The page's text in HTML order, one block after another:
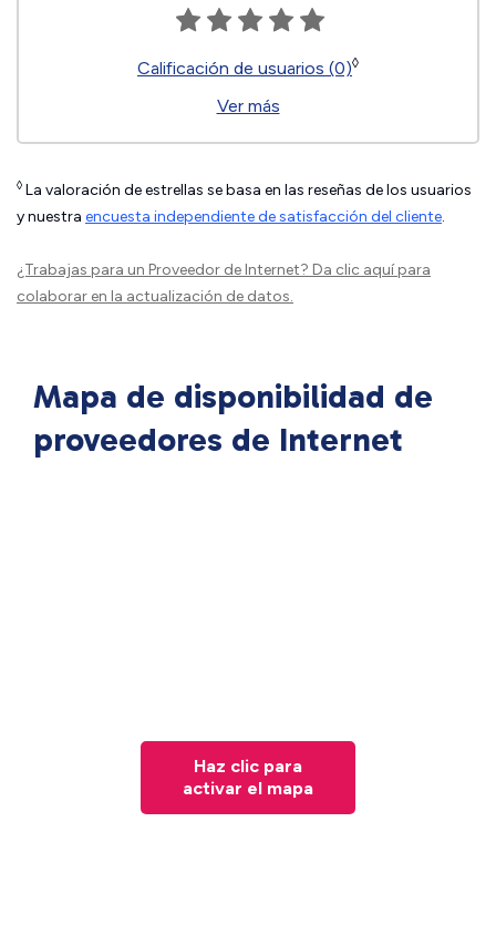
Calificación de usuarios (0)◊
Ver más
◊ La valoración de estrellas se basa en las reseñas de los usuarios
y nuestra encuesta independiente de satisfacción del cliente.
¿Trabajas para un Proveedor de Internet? Da clic aquípara
colaborar en la actualización de datos.
Mapa de disponibilidad de
proveedores de Internet
Haz clic para
activar el mapa